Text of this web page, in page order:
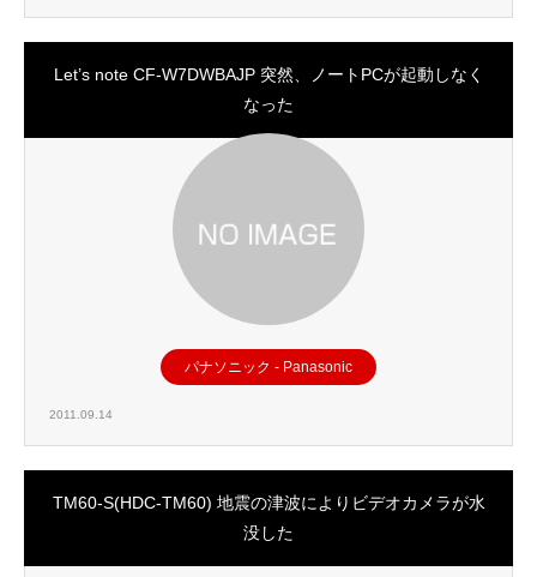
Let’s note CF-W7DWBAJP 突然、ノートPCが起動しなく
なった
パナソニック - Panasonic
2011.09.14
TM60-S(HDC-TM60) 地震の津波によりビデオカメラが水
没した